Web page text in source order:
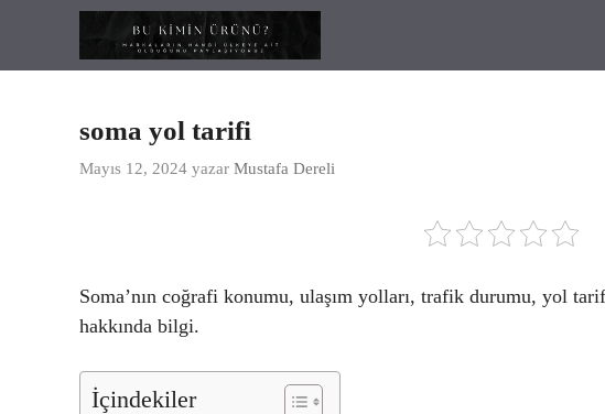
soma yol tarifi
Mayıs 12, 2024 yazar Mustafa Dereli
Soma’nın coğrafi konumu, ulaşım yolları, trafik durumu, yol
hakkında bilgi.
İçindekiler